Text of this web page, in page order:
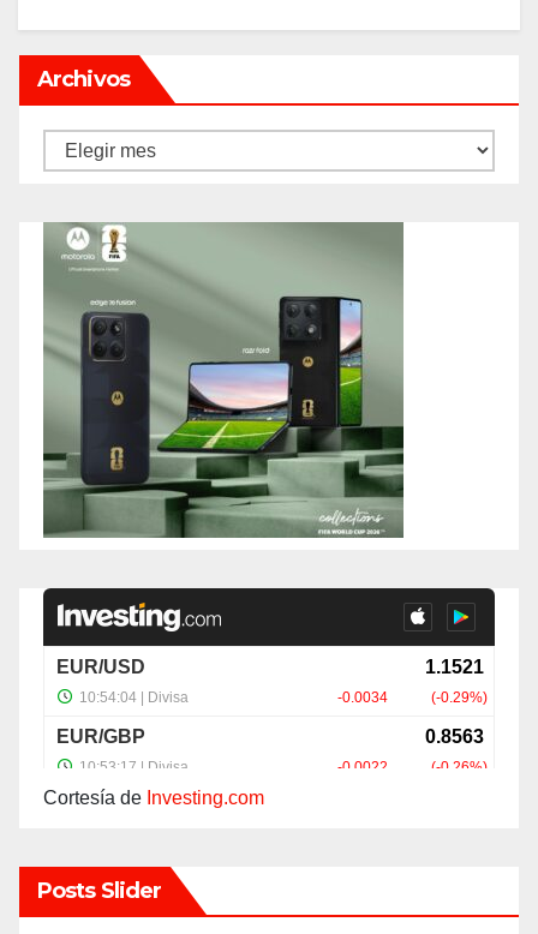
Archivos
Archivos
Cortesía de Investing.com
Posts Slider